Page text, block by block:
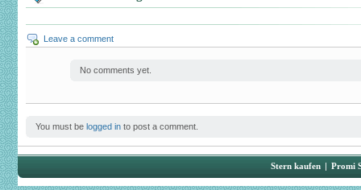
Leave a comment
No comments yet.
You must be logged in to post a comment.
Stern kaufen | Promi